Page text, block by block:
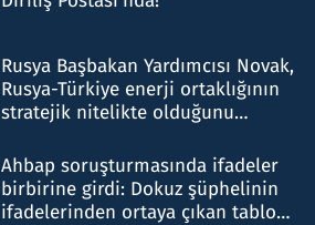
Rusya Başbakan Yardımcısı Novak,
Rusya-Türkiye enerji ortaklığının
stratejik nitelikte olduğunu
Ahbap soruşturmasında ifadeler
birbirine girdi: Dokuz şüphelinin
ifadelerinden ortaya çıkan tablo